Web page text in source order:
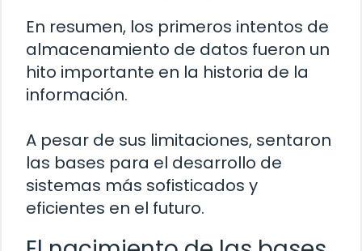
En resumen, los primeros intentos de
almacenamiento de datos fueron un
hito importante en la historia de la
información.
A pesar de sus limitaciones, sentaron
las bases para el desarrollo de
sistemas más sofisticados y
eficientes en el futuro.